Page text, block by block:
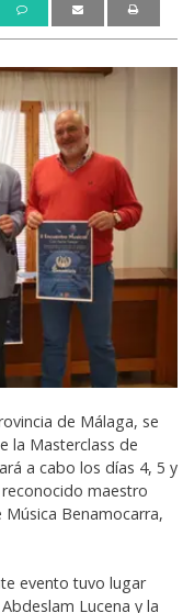
de Málaga, se
la Masterclass de
a cabo los días 4, 5 y
maestro
Música Benamocarra,
evento tuvo lugar
Lucena y la